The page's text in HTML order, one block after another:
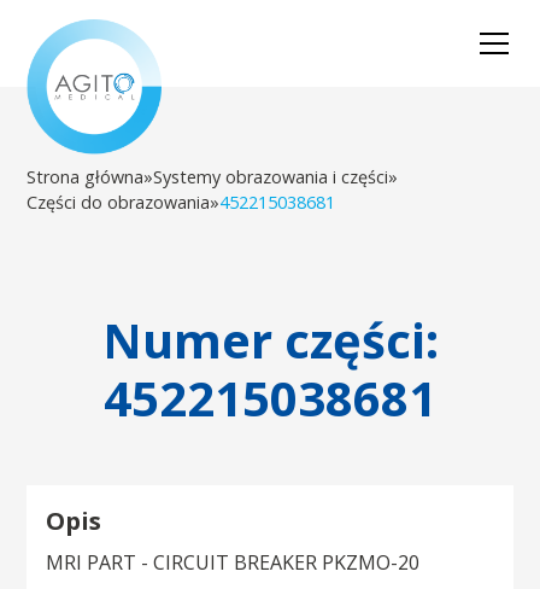
Strona główna»Systemy obrazowania i części»
Części do obrazowania»452215038681
Numer części:
452215038681
Opis
MRI PART - CIRCUIT BREAKER PKZMO-20